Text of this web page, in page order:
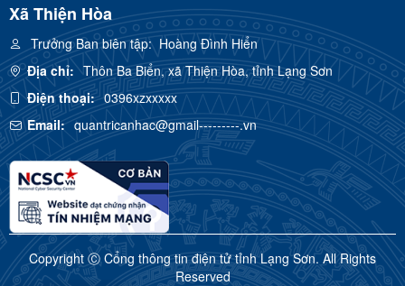
Xã Thiện Hòa
Trưởng Ban biên tập:Hoàng Đình Hiển
Địa chỉ: Thôn Ba Biển, xã Thiện Hòa, tỉnh Lạng Sơn
Điện thoại: 0396xzxxxxx
Email: quantricanhac@gmail---------.vn
Copyright Ⓒ Cổng thông tin điện tử tỉnh Lạng Sơn. All Rights
Reserved